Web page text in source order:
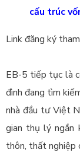
cấu trúc
Link đăng ký
EB-5 tiếp tục là
đình đang tìm
nhà đầu tư Việt
gian thụ lý ngắn
thôn, thất nghiệp